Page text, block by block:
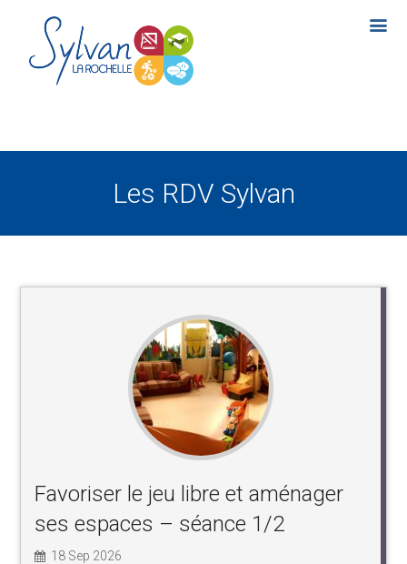
Les RDV Sylvan
Favoriser le jeu libre et aménager
ses espaces – séance 1/2
18 Sep 2026